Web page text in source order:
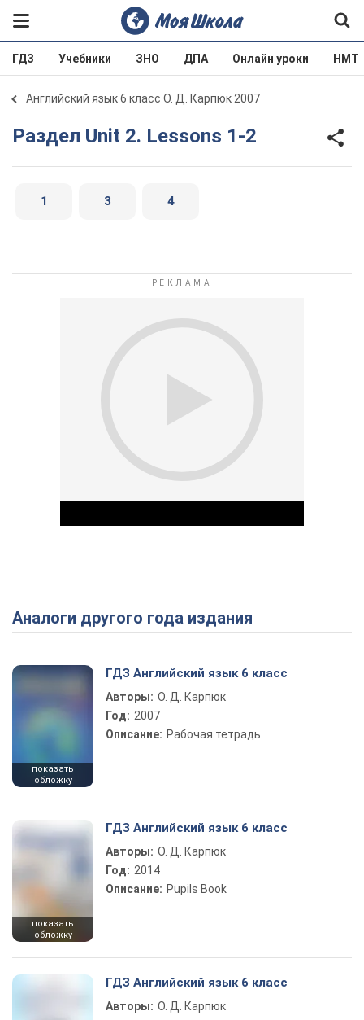
ГДЗ Учебники ЗНО ДПА Онлайн уроки НМТ
Английский язык 6 класс О. Д. Карпюк 2007
Раздел Unit 2. Lessons 1-2
1 3 4
Play Video
Аналоги другого года издания
показать
обложку
ГДЗ Английский язык 6 класс
Авторы: О. Д. Карпюк
Год: 2007
Описание: Рабочая тетрадь
показать
обложку
ГДЗ Английский язык 6 класс
Авторы: О. Д. Карпюк
Год: 2014
Описание: Pupils Book
ГДЗ Английский язык 6 класс
Авторы: О. Д. Карпюк